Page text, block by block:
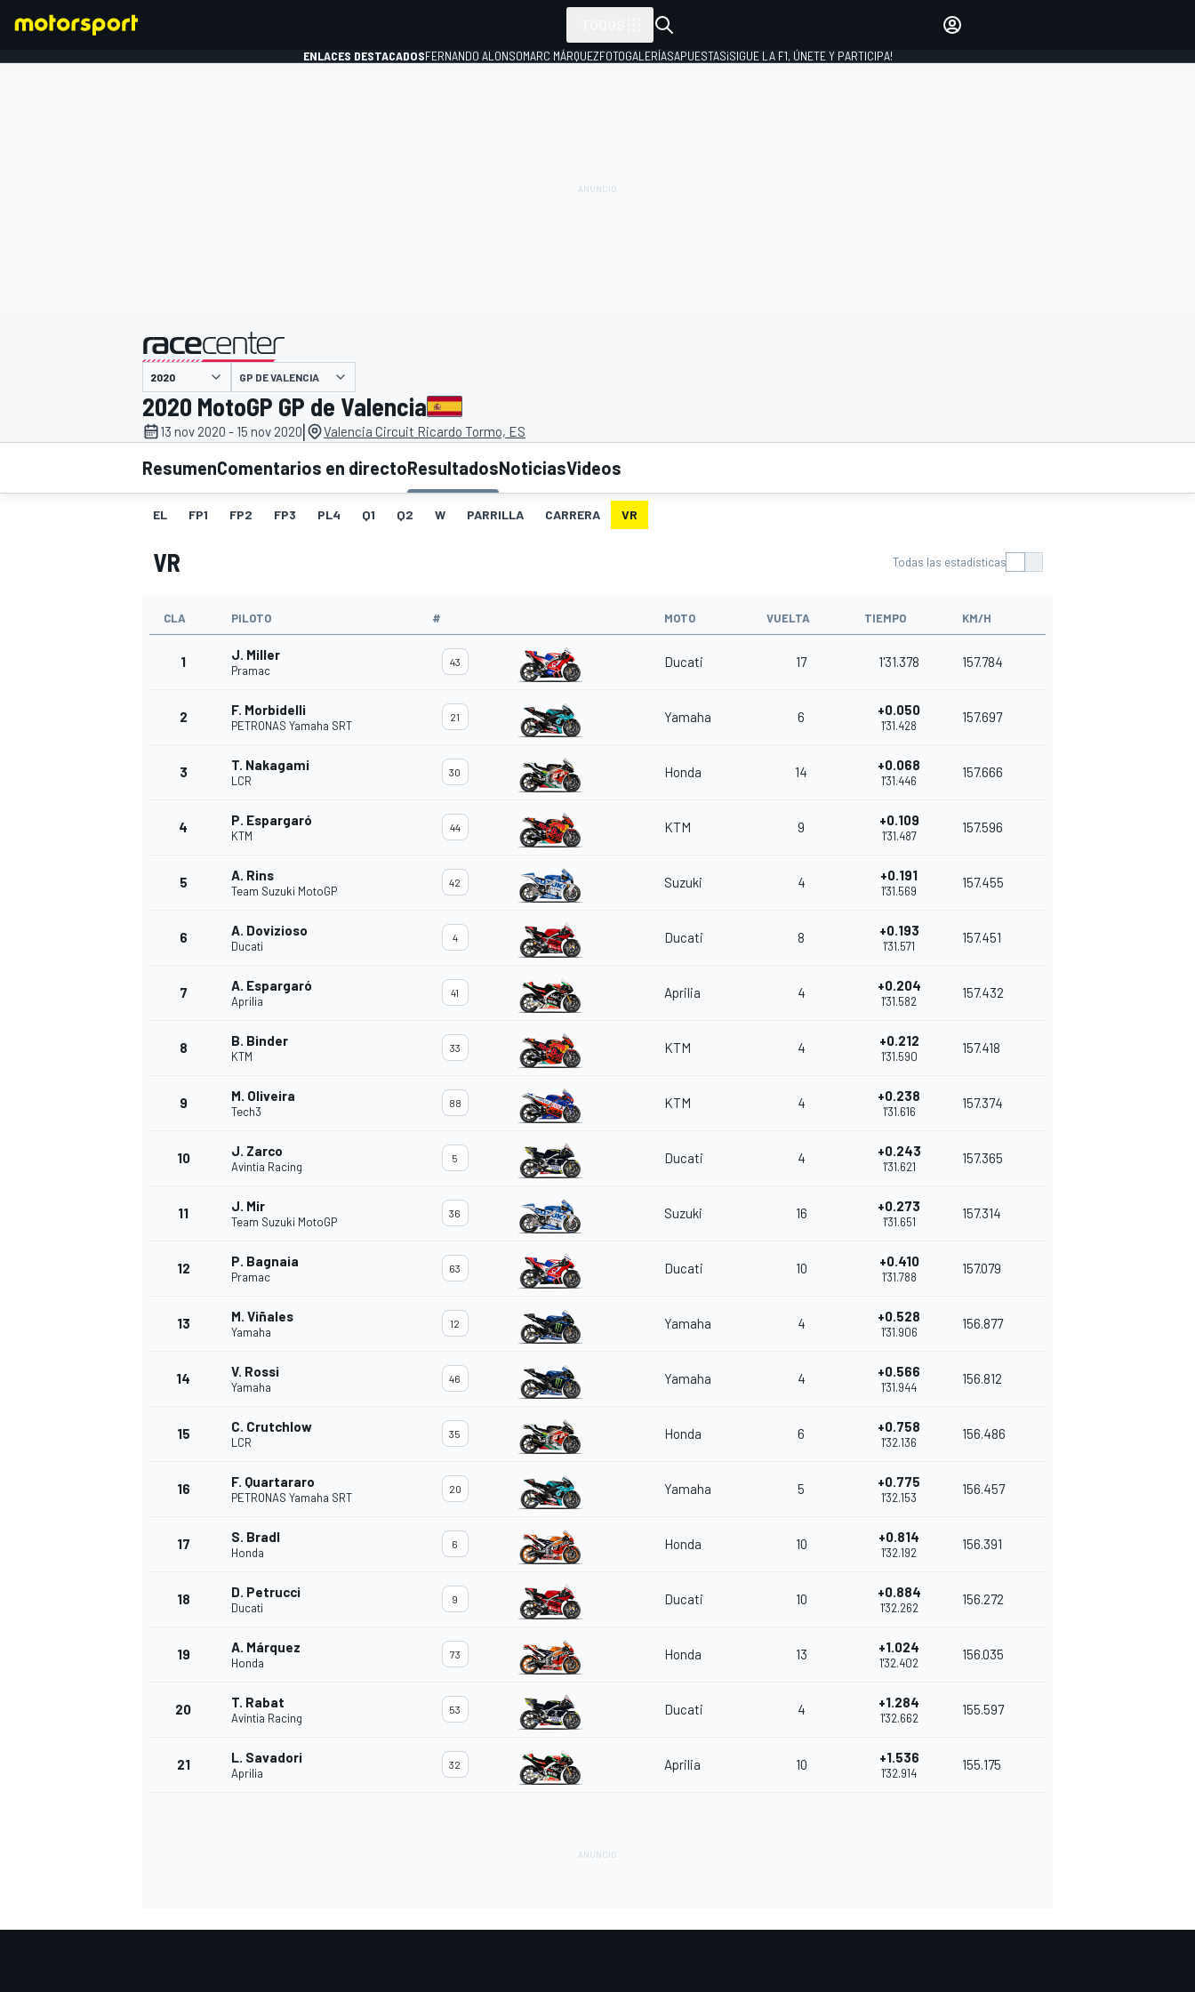
INDYCAR WRC
ENLACES DESTACADOSFERNANDO ALONSOMARC MÁRQUEZFOTOGALERÍASAPUESTAS¡SIGUE LA F1, ÚNETE Y PARTICIPA!
presentado por
GP DE VALENCIA
2020 MotoGP GP de Valencia
13 nov 2020 - 15 nov 2020| Valencia Circuit Ricardo Tormo, ES
ResumenComentarios en directoResultadosNoticiasVideos
EL FP1 FP2 FP3 PL4 Q1 Q2 W PARRILLA CARRERA VR
VR Todas las estadísticas
CLA PILOTO # MOTO VUELTA TIEMPO KM/H
1 J. Miller
Pramac
43 Ducati 17 1'31.378 157.784
2 F. Morbidelli
PETRONAS Yamaha SRT
21 Yamaha 6 +0.050
1'31.428
157.697
3 T. Nakagami
LCR
30 Honda 14 +0.068
1'31.446
157.666
4 P. Espargaró
KTM
44 KTM 9 +0.109
1'31.487
157.596
5 A. Rins
Team Suzuki MotoGP
42 Suzuki 4 +0.191
1'31.569
157.455
6 A. Dovizioso
Ducati
4 Ducati 8 +0.193
1'31.571
157.451
7 A. Espargaró
Aprilia
41 Aprilia 4 +0.204
1'31.582
157.432
8 B. Binder
KTM
33 KTM 4 +0.212
1'31.590
157.418
9 M. Oliveira
Tech3
88 KTM 4 +0.238
1'31.616
157.374
10 J. Zarco
Avintia Racing
5 Ducati 4 +0.243
1'31.621
157.365
11 J. Mir
Team Suzuki MotoGP
36 Suzuki 16 +0.273
1'31.651
157.314
12 P. Bagnaia
Pramac
63 Ducati 10 +0.410
1'31.788
157.079
13 M. Viñales
Yamaha
12 Yamaha 4 +0.528
1'31.906
156.877
14 V. Rossi
Yamaha
46 Yamaha 4 +0.566
1'31.944
156.812
15 C. Crutchlow
LCR
35 Honda 6 +0.758
1'32.136
156.486
16 F. Quartararo
PETRONAS Yamaha SRT
20 Yamaha 5 +0.775
1'32.153
156.457
17 S. Bradl
Honda
6 Honda 10 +0.814
1'32.192
156.391
18 D. Petrucci
Ducati
9 Ducati 10 +0.884
1'32.262
156.272
19 A. Márquez
Honda
73 Honda 13 +1.024
1'32.402
156.035
20 T. Rabat
Avintia Racing
53 Ducati 4 +1.284
1'32.662
155.597
21 L. Savadori
Aprilia
32 Aprilia 10 +1.536
1'32.914
155.175